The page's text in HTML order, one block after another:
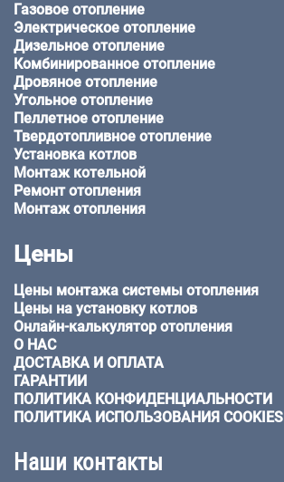
Газовое отопление
Электрическое отопление
Дизельное отопление
Комбинированное отопление
Дровяное отопление
Угольное отопление
Пеллетное отопление
Твердотопливное отопление
Установка котлов
Монтаж котельной
Ремонт отопления
Монтаж отопления
Цены
Цены монтажа системы отопления
Цены на установку котлов
Онлайн-калькулятор отопления
О НАС
ДОСТАВКА И ОПЛАТА
ГАРАНТИИ
ПОЛИТИКА КОНФИДЕНЦИАЛЬНОСТИ
ПОЛИТИКА ИСПОЛЬЗОВАНИЯ COOKIES
Наши контакты